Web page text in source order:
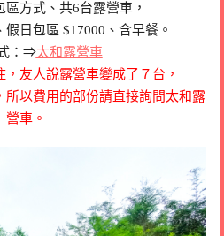
方式、共6台露營車，
日包區 $17000、含早餐。
：⇒太和露營車
友人說露營車變成了７台，
所以費用的部份請直接詢問太和露
營車。